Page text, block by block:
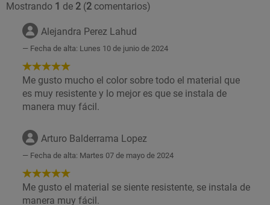
Mostrando 1 de 2 (2 comentarios)
Alejandra Perez Lahud
Fecha de alta: Lunes 10 de junio de 2024
5
de
5
Estrellas!
Me gusto mucho el color sobre todo el material que
es muy resistente y lo mejor es que se instala de
manera muy fácil.
Arturo Balderrama Lopez
Fecha de alta: Martes 07 de mayo de 2024
5
de
5
Me gusto el material se siente resistente, se instala de
manera muy fácil.